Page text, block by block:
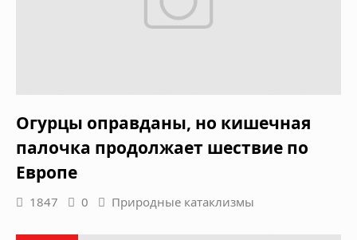
Огурцы оправданы, но кишечная
палочка продолжает шествие по
Европе
1847 0 Природные катаклизмы